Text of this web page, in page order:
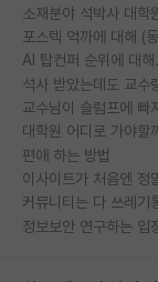
소재분야 석박사 대학
AI 탑컨퍼 순위에 대해
석사 받았는데도 교수
교수님이 슬럼프에 빠
대학원 어디로 가야할
편애 하는 방법
이사이트가 처음엔 정
커뮤니티는 다 쓰레기